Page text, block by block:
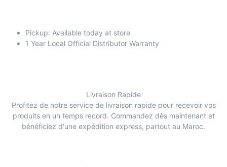
Pickup: Available today at store
1 Year Local Official Distributor Warranty
Livraison Rapide
Profitez de notre service de livraison rapide pour recevoir vos
produits en un temps record. Commandez dès maintenant et
bénéficiez d'une expédition express, partout au Maroc.